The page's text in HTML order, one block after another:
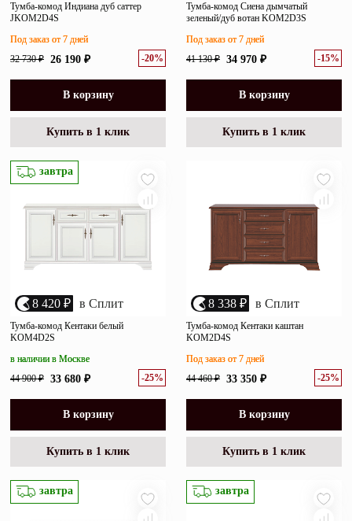
Тумба-комод Индиана дуб саттер
JKOM2D4S
32 730 ₽ 26 190 ₽ -20%
Под заказ от 7 дней
В корзину
Купить в 1 клик
Тумба-комод Сиена дымчатый
зеленый/дуб вотан KOM2D3S
41 130 ₽ 34 970 ₽ -15%
Под заказ от 7 дней
В корзину
Купить в 1 клик
завтра
8 420 ₽ в Сплит
Тумба-комод Кентаки белый
KOM4D2S
44 900 ₽ 33 680 ₽ -25%
в наличии в Москве
В корзину
Купить в 1 клик
8 338 ₽ в Сплит
Тумба-комод Кентаки каштан
KOM2D4S
44 460 ₽ 33 350 ₽ -25%
Под заказ от 7 дней
В корзину
Купить в 1 клик
завтра завтра